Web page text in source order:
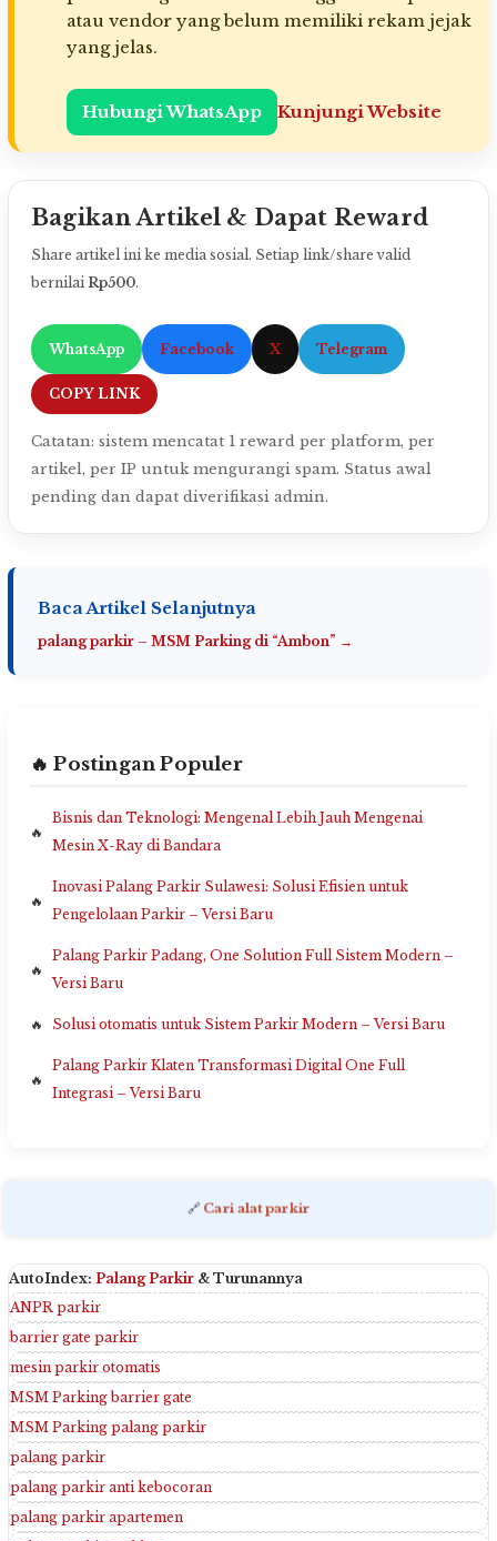
atau vendor yang belum memiliki rekam jejak
yang jelas.
Hubungi WhatsApp Kunjungi Website
Bagikan Artikel & Dapat Reward
Share artikel ini ke media sosial. Setiap link/share valid
bernilaiRp500.
WhatsApp Facebook X Telegram
COPY LINK
Catatan: sistem mencatat 1 reward per platform, per
artikel, per IP untuk mengurangi spam. Status awal
pending dan dapat diverifikasi admin.
Baca Artikel Selanjutnya
palang parkir – MSM Parking di “Ambon” →
🔥 Postingan Populer
Bisnis dan Teknologi: Mengenal Lebih Jauh Mengenai
Mesin X-Ray di Bandara
Inovasi Palang Parkir Sulawesi: Solusi Efisien untuk
Pengelolaan Parkir – Versi Baru
Palang Parkir Padang, One Solution Full Sistem Modern –
Versi Baru
Solusi otomatis untuk Sistem Parkir Modern – Versi Baru
Palang Parkir Klaten Transformasi Digital One Full
Integrasi – Versi Baru
🔗 Cari alat parkir
AutoIndex: Palang Parkir & Turunannya
ANPR parkir
barrier gate parkir
mesin parkir otomatis
MSM Parking barrier gate
MSM Parking palang parkir
palang parkir
palang parkir anti kebocoran
palang parkir apartemen